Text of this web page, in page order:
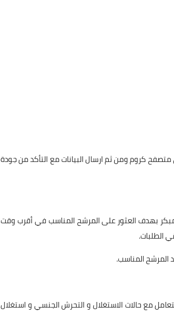
كروم ومن ثم ارسال البيانات مع التأكد من جودة
بهدف العثور على المرشح المناسب في أقرب وقت
الطلبات.
المرشح المناسب.
مع حالات الاستغلال و التحرش الجنسي و استغلال